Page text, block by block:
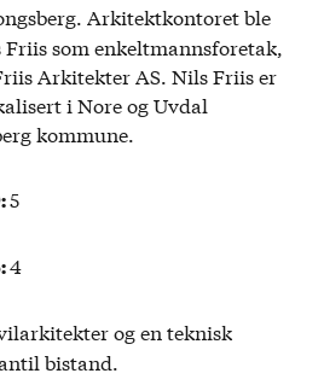
Arkitektkontoret ble
som enkeltmannsforetak,
Arkitekter AS. Nils Friis er
i Nore og Uvdal
kommune.
5
4
og en teknisk
bistand.